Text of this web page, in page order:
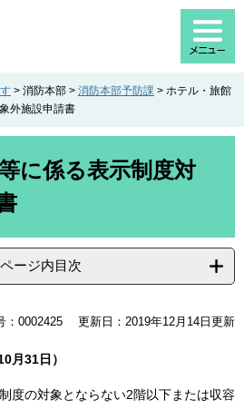
> 消防本部 > 消防本部予防課 > ホテル・旅館
外施設申請書
に係る表示制度対
ページ内目次
：0002425 更新日：2019年12月14日更新
月31日）
度の対象とならない2階以下または収容